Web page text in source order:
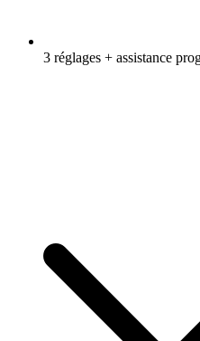
3 réglages + assistance